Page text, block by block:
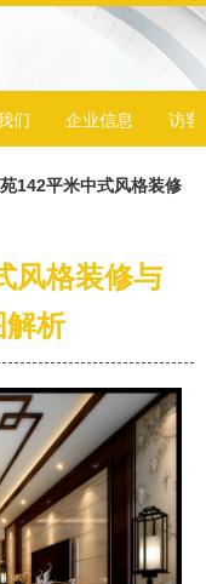
们 企业信息 访客
142平米中式风格装修
风格装修与
解析